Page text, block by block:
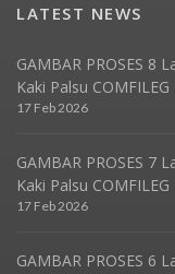
LATEST NEWS
GAMBAR PROSES 8
Kaki Palsu COMFILEG
17 Feb 2026
GAMBAR PROSES 7
Kaki Palsu COMFILEG
17 Feb 2026
GAMBAR PROSES 6